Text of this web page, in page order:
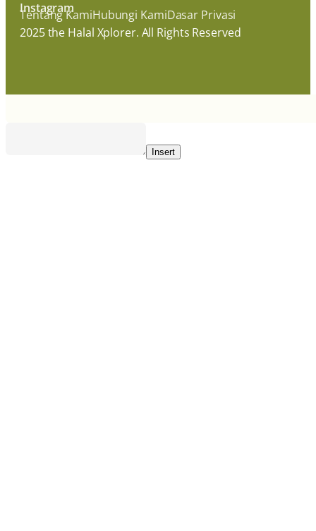
Tentang KamiHubungi KamiDasar Privasi
2025 the Halal Xplorer. All Rights Reserved
Insert